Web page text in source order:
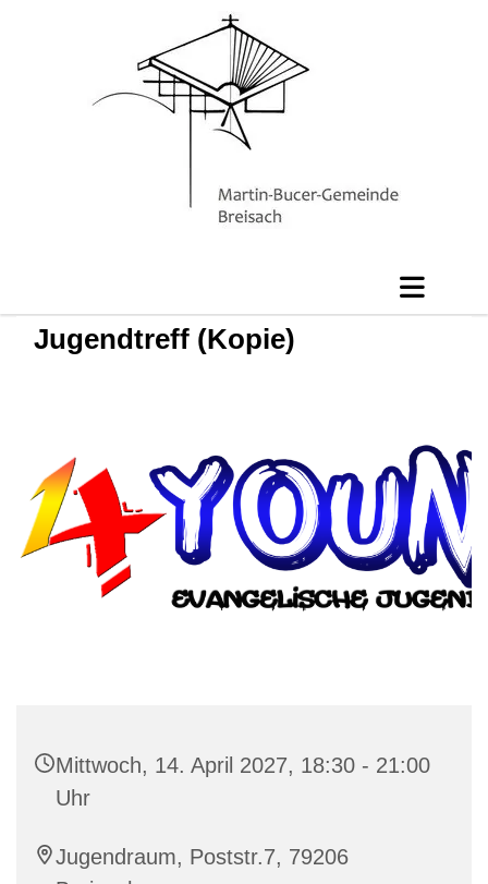
Jugendtreff (Kopie)
Mittwoch, 14. April 2027, 18:30 - 21:00
Uhr
Jugendraum, Poststr.7, 79206